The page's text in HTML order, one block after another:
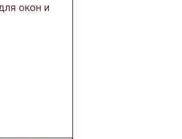
окон и